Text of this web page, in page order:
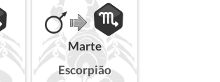
Marte
Escorpião